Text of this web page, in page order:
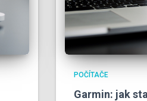
POČÍTAČE
Garmin: jak